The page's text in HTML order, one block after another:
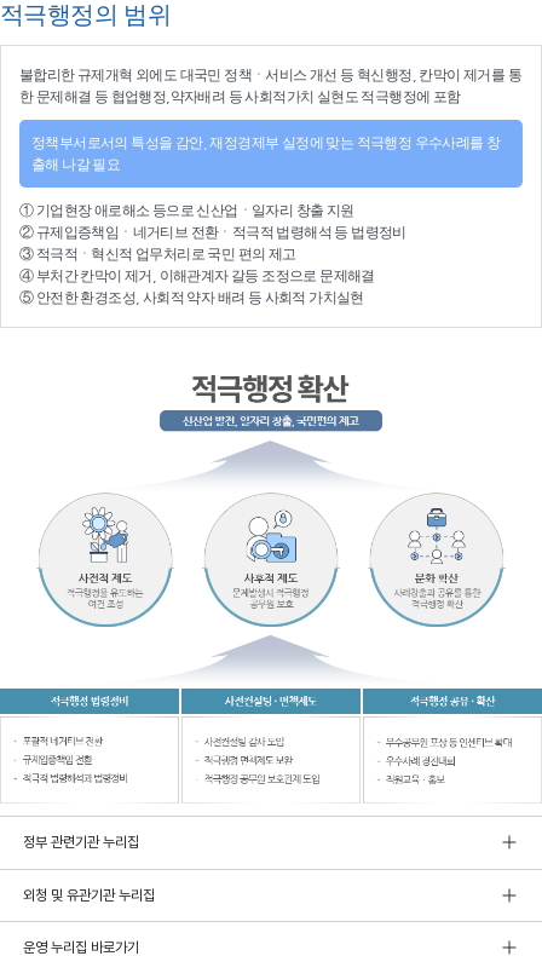
적극행정의 범위
불합리한 규제개혁 외에도 대국민 정책ㆍ서비스 개선 등 혁신행정 , 칸막이 제거를 통
한 문제해결 등 협업행정 ,약자배려 등사회적가치 실현 도 적극행정에 포함
정책부서로서의 특성을 감안, 재정경제부 실정에 맞는 적극행정 우수사례를 창
출해 나갈 필요
① 기업현장 애로해소 등으로 신산업 ㆍ 일자리 창출 지원
② 규제입증책임 ㆍ 네거티브 전환ㆍ적극적 법령해석 등 법령정비
③ 적극적 ㆍ 혁신적 업무처리 로 국민 편의 제고
④ 부처간 칸막이 제거, 이해관계자 갈등 조정으로 문제해결
⑤ 안전한 환경조성, 사회적 약자 배려 등 사회적 가치실현
정부 관련기관 누리집
외청 및 유관기관 누리집
운영 누리집 바로가기